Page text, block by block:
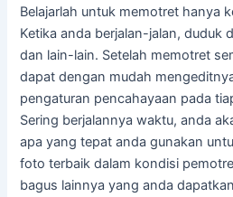
Belajarlah untuk memotret hanya
Ketika anda berjalan-jalan, duduk
dan lain-lain. Setelah memotret
dapat dengan mudah
pengaturan pencahayaan pada
Sering berjalannya waktu, anda
apa yang tepat anda gunakan
foto terbaik dalam kondisi
bagus lainnya yang anda